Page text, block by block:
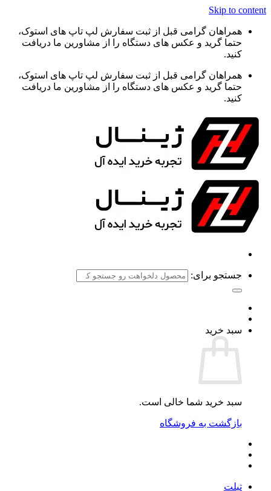
Skip to content
همراهان گرامی قبل از ثبت سفارش لپ تاپ های استوک،
حتما گرید و عکس های دستگاه را از مشاورین ما دریافت
کنید.
همراهان گرامی قبل از ثبت سفارش لپ تاپ های استوک،
حتما گرید و عکس های دستگاه را از مشاورین ما دریافت
کنید.
جستجو برای:
سبد خرید
سبد خرید شما خالی است.
بازگشت به فروشگاه
تبلت